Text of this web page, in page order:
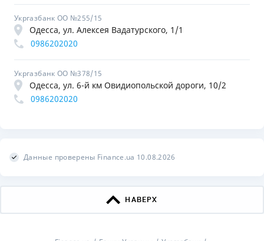
Укргазбанк ОО №255/15
Одесса, ул. Алексея Вадатурского, 1/1
0986202020
Укргазбанк ОО №378/15
Одесса, ул. 6-й км Овидиопольской дороги, 10/2
0986202020
Данные проверены Finance.ua 10.08.2026
НАВЕРХ